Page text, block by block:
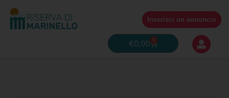
contenuto
Inserisci un annuncio
€0,00 0
Carrello